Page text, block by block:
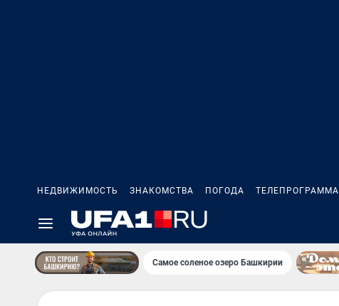
НЕДВИЖИМОСТЬ ЗНАКОМСТВА ПОГОДА ТЕЛЕПРОГРАММА
Самое соленое озеро Башкирии